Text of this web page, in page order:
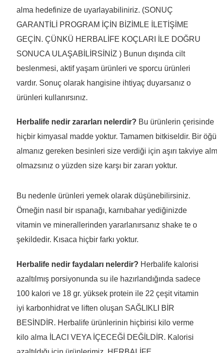
alma hedefinize de uyarlayabiliniriz. (SONUÇ
GARANTİLİ PROGRAM İÇİN BİZİMLE İLETİŞİME
GEÇİN. ÇÜNKÜ HERBALİFE KOÇLARI İLE DOĞRU
SONUCA ULAŞABİLİRSİNİZ ) Bunun dışında cilt
beslenmesi, aktif yaşam ürünleri ve sporcu ürünleri
vardır. Sonuç olarak hangisine ihtiyaç duyarsanız o
ürünleri kullanırsınız.
Herbalife nedir zararları nelerdir? Bu ürünlerin çerisinde
hiçbir kimyasal madde yoktur. Tamamen bitkiseldir. Bir
almanız gereken besinleri size verdiği için aşırı takviye
olmazsınız o yüzden size karşı bir zararı yoktur.
Bu nedenle ürünleri yemek olarak düşünebilirsiniz.
Örneğin nasıl bir ıspanağı, karnıbahar yediğinizde
vitamin ve minerallerinden yararlanırsanız shake te o
şekildedir. Kısaca hiçbir farkı yoktur.
Herbalife nedir faydaları nelerdir? Herbalife kalorisi
azaltılmış porsiyonunda su ile hazırlandığında sadece
100 kalori ve 18 gr. yüksek protein ile 22 çeşit vitamin
iyi karbonhidrat ve liften oluşan SAĞLIKLI BİR
BESİNDİR. Herbalife ürünlerinin hiçbirisi kilo verme
kilo alma İLACI VEYA İÇECEĞİ DEĞİLDİR. Kalorisi